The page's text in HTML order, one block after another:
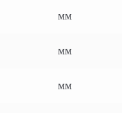
мм
мм
мм